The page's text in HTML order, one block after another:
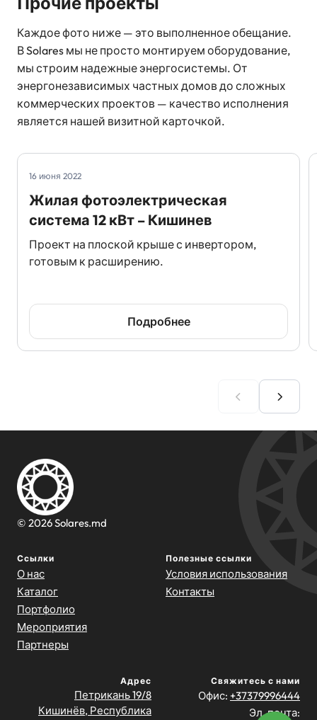
Каждое фото ниже — это выполненное обещание.
В Solares мы не просто монтируем оборудование,
мы строим надежные энергосистемы. От
энергонезависимых частных домов до сложных
коммерческих проектов — качество исполнения
является нашей визитной карточкой.
16 июня 2022
Жилая фотоэлектрическая
система 12 кВт – Кишинев
Проект на плоской крыше с инвертором,
готовым к расширению.
Подробнее
© 2026 Solares.md
Ссылки
О нас
Каталог
Портфолио
Мероприятия
Партнеры
Полезные ссылки
Условия использования
Контакты
Адрес
Петрикань 19/8
Кишинёв, Республика
Свяжитесь с нами
Офис: +37379996444
Эл. почта: